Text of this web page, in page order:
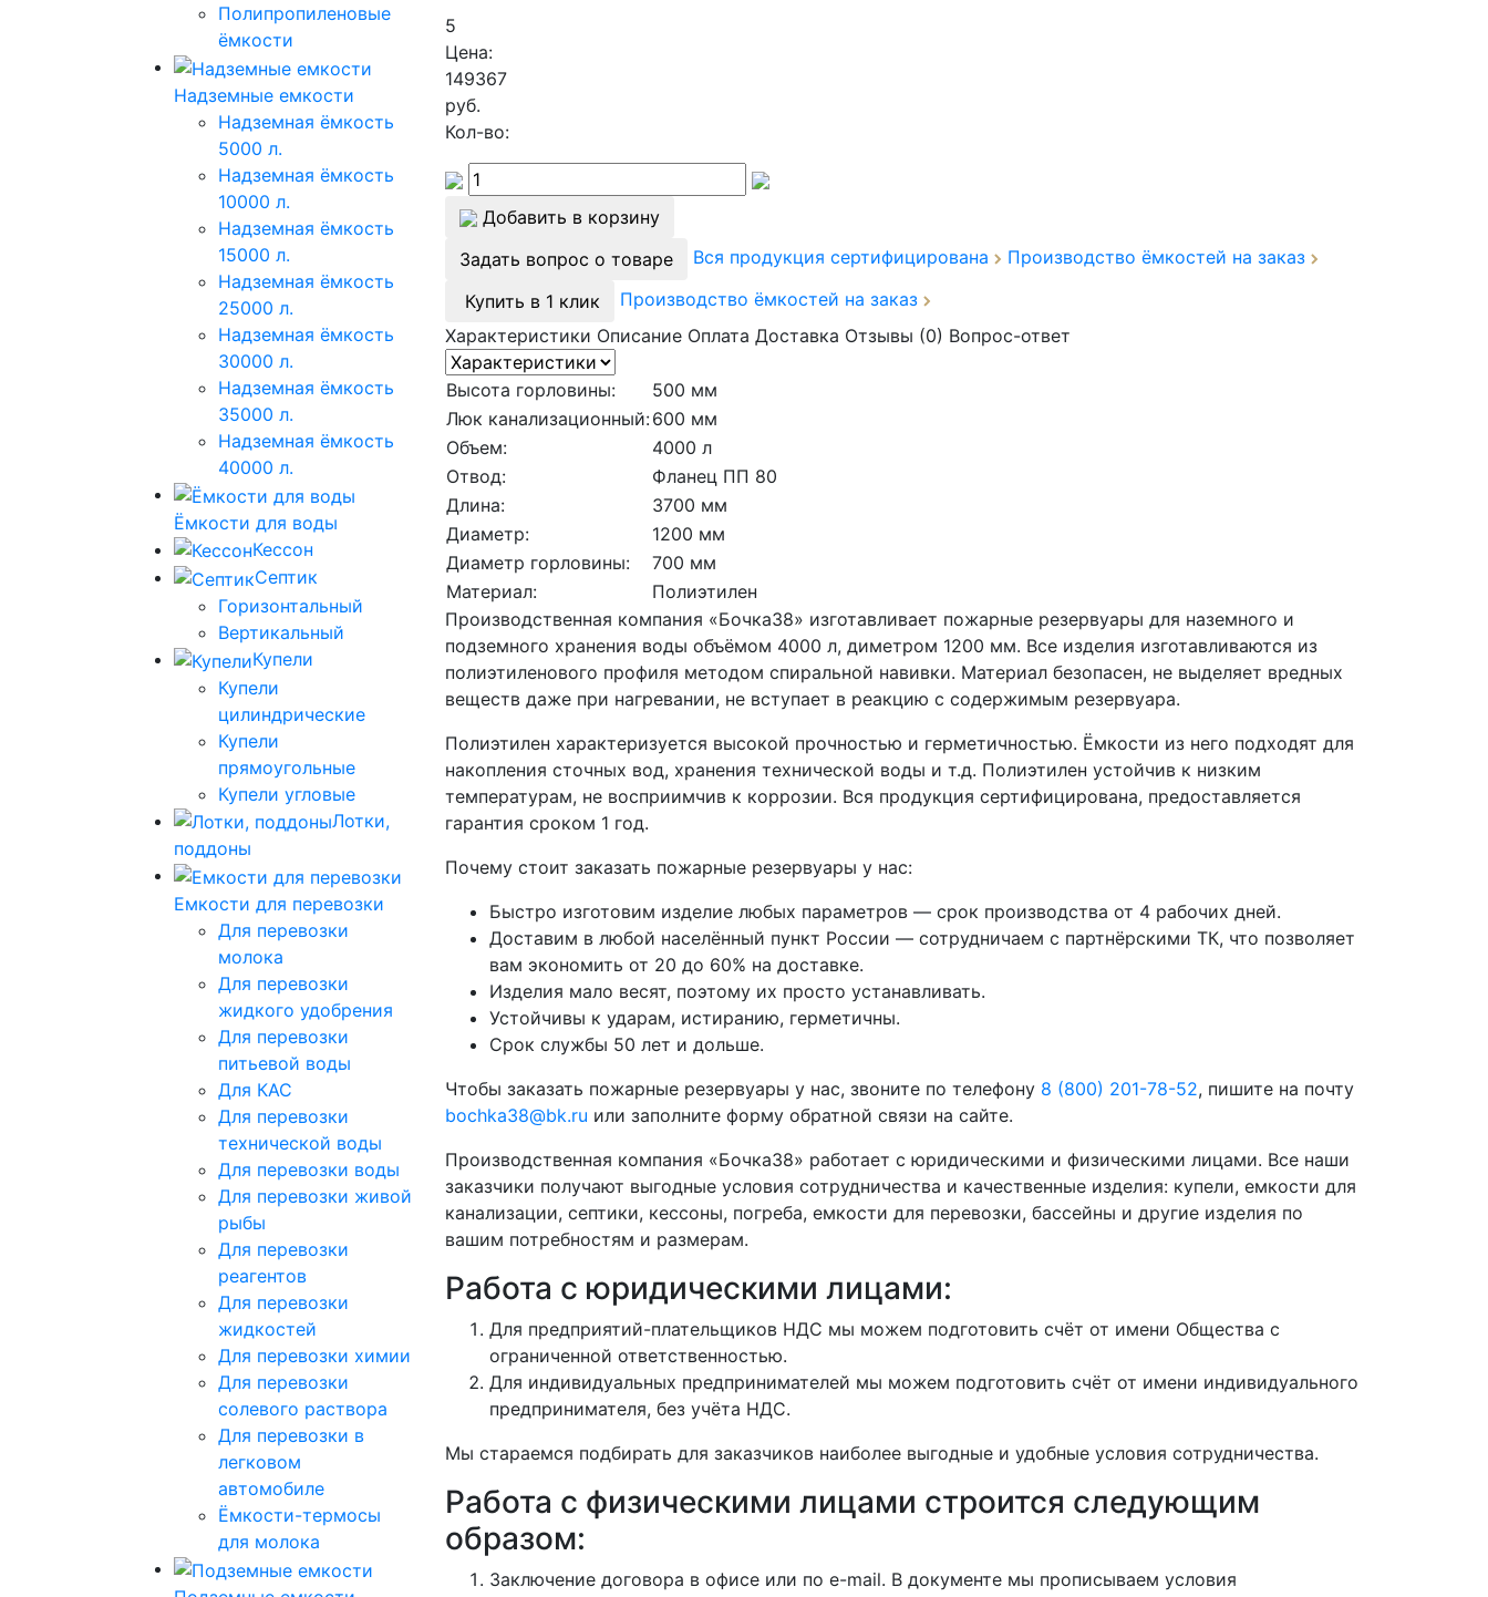
Полипропиленовые
ёмкости
Надземные емкости
Надземная ёмкость
5000 л.
Надземная ёмкость
10000 л.
Надземная ёмкость
15000 л.
Надземная ёмкость
25000 л.
Надземная ёмкость
30000 л.
Надземная ёмкость
35000 л.
Надземная ёмкость
40000 л.
Ёмкости для воды
Кессон
Септик
Горизонтальный
Вертикальный
Купели
Купели
цилиндрические
Купели
прямоугольные
Купели угловые
Лотки,
поддоны
Емкости для перевозки
Для перевозки
молока
Для перевозки
жидкого удобрения
Для перевозки
питьевой воды
Для КАС
Для перевозки
технической воды
Для перевозки воды
Для перевозки живой
рыбы
Для перевозки
реагентов
Для перевозки
жидкостей
Для перевозки химии
Для перевозки
солевого раствора
Для перевозки в
легковом
автомобиле
Ёмкости-термосы
для молока
5
Цена:
149367
руб.
Кол-во:
Добавить в корзину
Задать вопрос о товаре
Вся продукция сертифицирована
Производство ёмкостей на заказ
Купить в 1 клик
Производство ёмкостей на заказ
Характеристики Описание Оплата Доставка Отзывы (0) Вопрос-ответ
Высота горловины:
500 мм
Люк канализационный:600 мм
Объем:
4000 л
Отвод:
Фланец ПП 80
Длина:
3700 мм
Диаметр:
1200 мм
Диаметр горловины:
700 мм
Материал:
Полиэтилен
Производственная компания «Бочка38» изготавливает пожарные резервуары для наземного и
подземного хранения воды объёмом 4000 л, диметром 1200 мм. Все изделия изготавливаются из
полиэтиленового профиля методом спиральной навивки. Материал безопасен, не выделяет вредных
веществ даже при нагревании, не вступает в реакцию с содержимым резервуара.
Полиэтилен характеризуется высокой прочностью и герметичностью. Ёмкости из него подходят для
накопления сточных вод, хранения технической воды и т.д. Полиэтилен устойчив к низким
температурам, не восприимчив к коррозии. Вся продукция сертифицирована, предоставляется
гарантия сроком 1 год.
Почему стоит заказать пожарные резервуары у нас:
Быстро изготовим изделие любых параметров — срок производства от 4 рабочих дней.
Доставим в любой населённый пункт России — сотрудничаем с партнёрскими ТК, что позволяет
вам экономить от 20 до 60% на доставке.
Изделия мало весят, поэтому их просто устанавливать.
Устойчивы к ударам, истиранию, герметичны.
Срок службы 50 лет и дольше.
Чтобы заказать пожарные резервуары у нас, звоните по телефону 8 (800) 201-78-52, пишите на почту
bochka38@bk.ru или заполните форму обратной связи на сайте.
Производственная компания «Бочка38» работает с юридическими и физическими лицами. Все наши
заказчики получают выгодные условия сотрудничества и качественные изделия: купели, емкости для
канализации, септики, кессоны, погреба, емкости для перевозки, бассейны и другие изделия по
вашим потребностям и размерам.
Работа с юридическими лицами:
Для предприятий-плательщиков НДС мы можем подготовить счёт от имени Общества с
ограниченной ответственностью.
Для индивидуальных предпринимателей мы можем подготовить счёт от имени индивидуального
предпринимателя, без учёта НДС.
Мы стараемся подбирать для заказчиков наиболее выгодные и удобные условия сотрудничества.
Работа с физическими лицами строится следующим
образом:
Заключение договора в офисе или по e-mail. В документе мы прописываем условия